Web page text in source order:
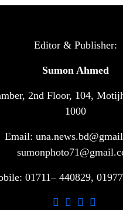
শক্তিশালী ভূমিকম্প
টানা ৩ ম্যাচে গোল
সরকারি ৩শ কেজি
মাদ্রাসা সুপারের
গাড়ি বিক্রির পর
আ.লীগ ও বিএনপির
Editor & Publisher:
Sumon Ahmed
2nd Floor, 104,
1000
Email:
01711– 440829,